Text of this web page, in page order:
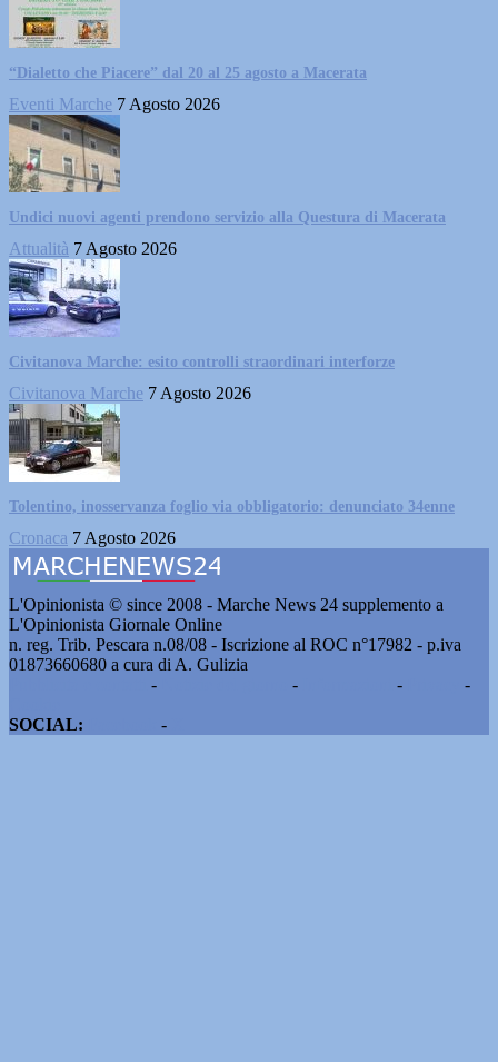
“Dialetto che Piacere” dal 20 al 25 agosto a Macerata
Eventi Marche 7 Agosto 2026
Undici nuovi agenti prendono servizio alla Questura di Macerata
Attualità 7 Agosto 2026
Civitanova Marche: esito controlli straordinari interforze
Civitanova Marche 7 Agosto 2026
Tolentino, inosservanza foglio via obbligatorio: denunciato 34enne
Cronaca 7 Agosto 2026
L'Opinionista © since 2008 - Marche News 24 supplemento a
L'Opinionista Giornale Online
n. reg. Trib. Pescara n.08/08 - Iscrizione al ROC n°17982 - p.iva
01873660680 a cura di A. Gulizia
- - -
-
SOCIAL:
-